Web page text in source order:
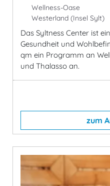
Wellness-Oase
Westerland (Insel Sylt)
Das Syltness Center ist
Gesundheit und
qm ein Programm an
und Thalasso an.
zum